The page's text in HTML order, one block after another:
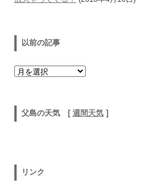
以前の記事
以前の記事
父島の天気 [ 週間天気 ]
リンク